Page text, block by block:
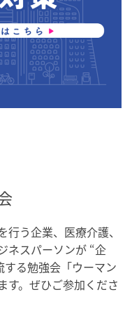
う企業、医療介護、
ネスパーソンが “企
る勉強会「ウーマン
す。ぜひご参加くださ